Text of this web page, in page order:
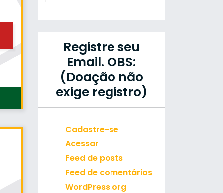
Registre seu
Email. OBS:
(Doação não
exige registro)
Cadastre-se
Acessar
Feed de posts
Feed de comentários
WordPress.org